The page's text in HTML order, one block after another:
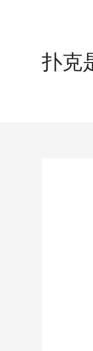
扑克